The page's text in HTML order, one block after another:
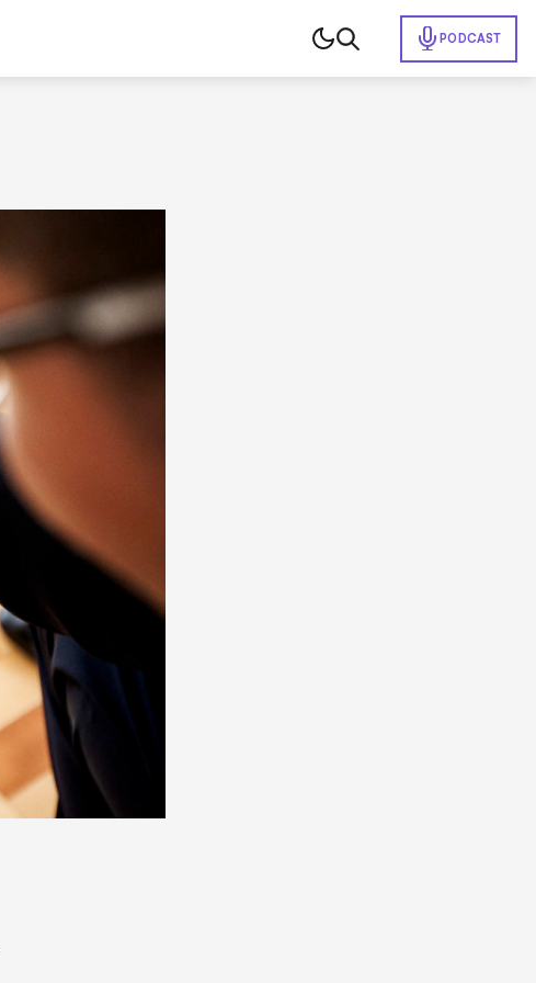
PODCAST